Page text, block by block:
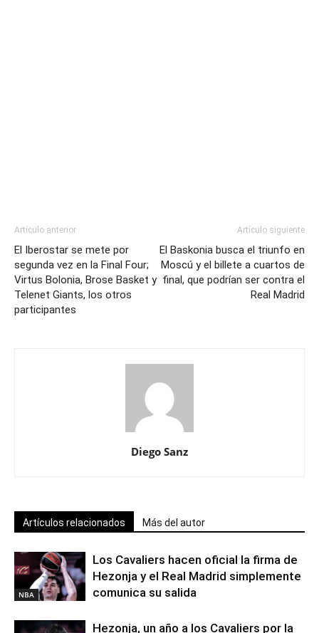
Artículo anterior
El Iberostar se mete por
segunda vez en la Final Four;
Virtus Bolonia, Brose Basket y
Telenet Giants, los otros
participantes
Artículo siguiente
El Baskonia busca el triunfo en
Moscú y el billete a cuartos de
final, que podrían ser contra el
Real Madrid
Diego Sanz
Artículos relacionados Más del autor
NBA
Los Cavaliers hacen oficial la firma de
Hezonja y el Real Madrid simplemente
comunica su salida
Hezonja, un año a los Cavaliers por la